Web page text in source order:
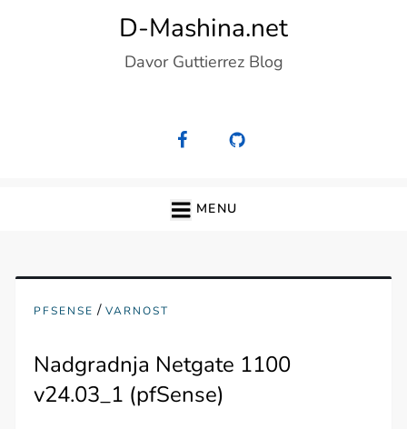
D-Mashina.net
Davor Guttierrez Blog
MENU
PFSENSE /VARNOST
Nadgradnja Netgate 1100
v24.03_1 (pfSense)